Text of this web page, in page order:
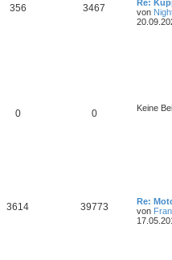
356 3467
Re:
von
0 0 Keine
3614 39773
Re:
von